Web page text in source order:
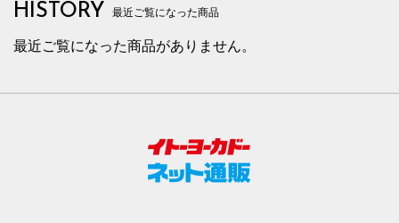
HISTORY 最近ご覧になった商品
最近ご覧になった商品がありません。